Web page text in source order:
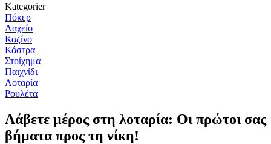
Kategorier
Πόκερ
Λαχείο
Καζίνο
Κάστρα
Στοίχημα
Παιχνίδι
Λοταρία
Ρουλέτα
Λάβετε μέρος στη λοταρία: Οι πρώτοι σας
βήματα προς τη νίκη!